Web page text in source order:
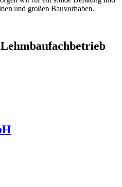
und großen Bauvorhaben.
Lehmbaufachbetrieb